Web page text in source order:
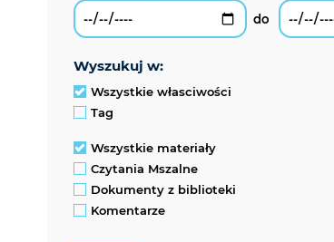
wyszukuj w:
Wszystkie własciwości
Tag
Wszystkie materiały
Czytania Mszalne
Dokumenty z biblioteki
Komentarze